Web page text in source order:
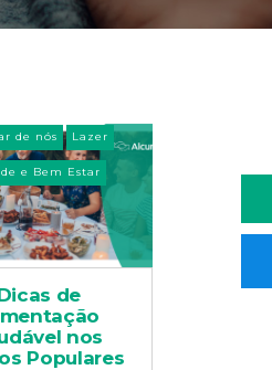
de nós Lazer
e Bem Estar
de
nos
Populares